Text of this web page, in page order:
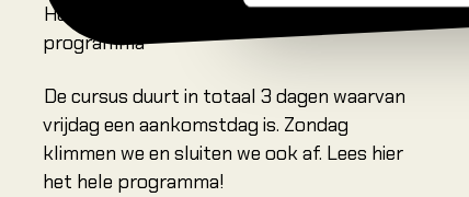
Het
programma
De cursus duurt in totaal 3 dagen waarvan
vrijdag een aankomstdag is. Zondag
klimmen we en sluiten we ook af. Lees hier
het hele programma!